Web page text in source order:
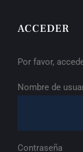
ACCEDER
Por favor,
Nombre de
Contraseña